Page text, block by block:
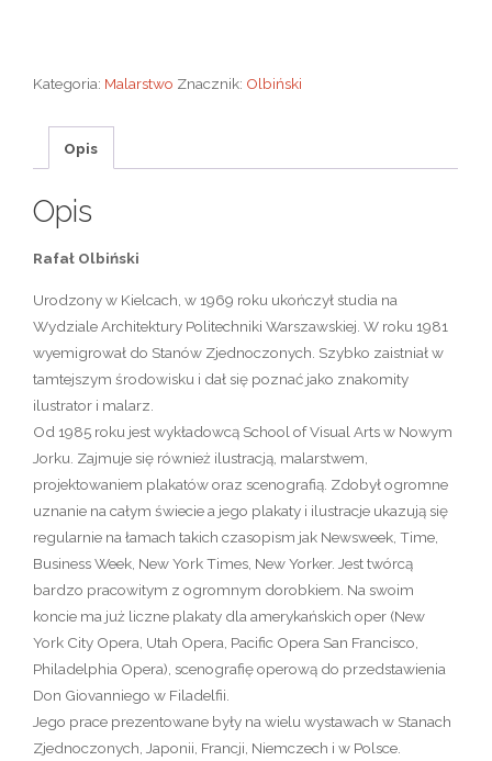
Kategoria: Malarstwo Znacznik: Olbiński
Opis
Opis
Rafał Olbiński
Urodzony w Kielcach, w 1969 roku ukończył studia na
Wydziale Architektury Politechniki Warszawskiej. W roku 1981
wyemigrował do Stanów Zjednoczonych. Szybko zaistniał w
tamtejszym środowisku i dał się poznać jako znakomity
ilustrator i malarz.
Od 1985 roku jest wykładowcą School of Visual Arts w Nowym
Jorku. Zajmuje się również ilustracją, malarstwem,
projektowaniem plakatów oraz scenografią. Zdobył ogromne
uznanie na całym świecie a jego plakaty i ilustracje ukazują się
regularnie na łamach takich czasopism jak Newsweek, Time,
Business Week, New York Times, New Yorker. Jest twórcą
bardzo pracowitym z ogromnym dorobkiem. Na swoim
koncie ma już liczne plakaty dla amerykańskich oper (New
York City Opera, Utah Opera, Pacific Opera San Francisco,
Philadelphia Opera), scenografię operową do przedstawienia
Don Giovanniego w Filadelfii.
Jego prace prezentowane były na wielu wystawach w Stanach
Zjednoczonych, Japonii, Francji, Niemczech i w Polsce.